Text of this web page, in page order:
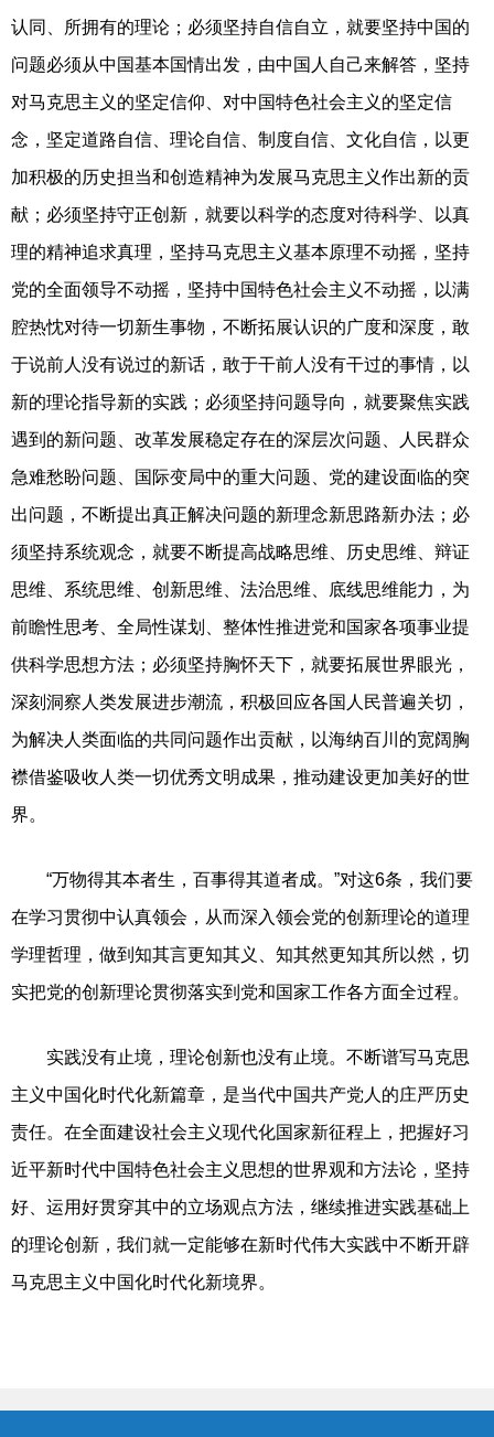
认同、所拥有的理论；必须坚持自信自立，就要坚持中国的
问题必须从中国基本国情出发，由中国人自己来解答，坚持
对马克思主义的坚定信仰、对中国特色社会主义的坚定信
念，坚定道路自信、理论自信、制度自信、文化自信，以更
加积极的历史担当和创造精神为发展马克思主义作出新的贡
献；必须坚持守正创新，就要以科学的态度对待科学、以真
理的精神追求真理，坚持马克思主义基本原理不动摇，坚持
党的全面领导不动摇，坚持中国特色社会主义不动摇，以满
腔热忱对待一切新生事物，不断拓展认识的广度和深度，敢
于说前人没有说过的新话，敢于干前人没有干过的事情，以
新的理论指导新的实践；必须坚持问题导向，就要聚焦实践
遇到的新问题、改革发展稳定存在的深层次问题、人民群众
急难愁盼问题、国际变局中的重大问题、党的建设面临的突
出问题，不断提出真正解决问题的新理念新思路新办法；必
须坚持系统观念，就要不断提高战略思维、历史思维、辩证
思维、系统思维、创新思维、法治思维、底线思维能力，为
前瞻性思考、全局性谋划、整体性推进党和国家各项事业提
供科学思想方法；必须坚持胸怀天下，就要拓展世界眼光，
深刻洞察人类发展进步潮流，积极回应各国人民普遍关切，
为解决人类面临的共同问题作出贡献，以海纳百川的宽阔胸
襟借鉴吸收人类一切优秀文明成果，推动建设更加美好的世
界。
“万物得其本者生，百事得其道者成。”对这6条，我们要
在学习贯彻中认真领会，从而深入领会党的创新理论的道理
学理哲理，做到知其言更知其义、知其然更知其所以然，切
实把党的创新理论贯彻落实到党和国家工作各方面全过程。
实践没有止境，理论创新也没有止境。不断谱写马克思
主义中国化时代化新篇章，是当代中国共产党人的庄严历史
责任。在全面建设社会主义现代化国家新征程上，把握好习
近平新时代中国特色社会主义思想的世界观和方法论，坚持
好、运用好贯穿其中的立场观点方法，继续推进实践基础上
的理论创新，我们就一定能够在新时代伟大实践中不断开辟
马克思主义中国化时代化新境界。